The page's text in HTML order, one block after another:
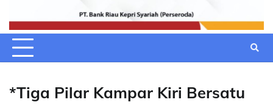
*Tiga Pilar Kampar Kiri Bersatu